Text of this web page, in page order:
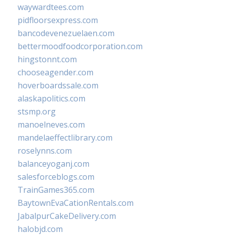
waywardtees.com
pidfloorsexpress.com
bancodevenezuelaen.com
bettermoodfoodcorporation.com
hingstonnt.com
chooseagender.com
hoverboardssale.com
alaskapolitics.com
stsmp.org
manoelneves.com
mandelaeffectlibrary.com
roselynns.com
balanceyoganj.com
salesforceblogs.com
TrainGames365.com
BaytownEvaCationRentals.com
JabalpurCakeDelivery.com
halobjd.com